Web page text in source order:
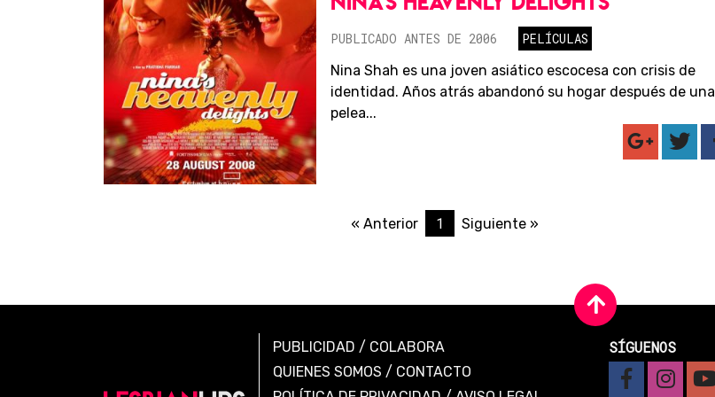
PUBLICADO ANTES DE 2006
PELÍCULAS
Nina Shah es una joven asiático escocesa con crisis de
identidad. Años atrás abandonó su hogar después de una
pelea...
« Anterior 1 Siguiente »
PUBLICIDAD / COLABORA
QUIENES SOMOS / CONTACTO
SÍGUENOS